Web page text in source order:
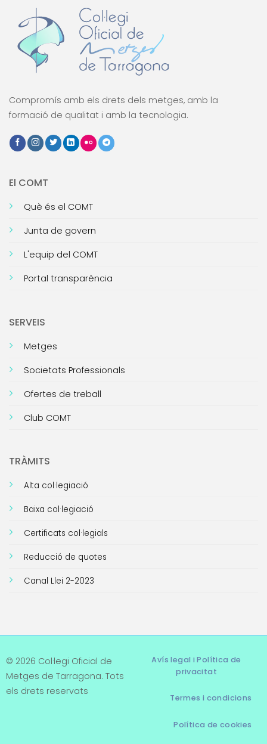
Compromís amb els drets dels metges, amb la
formació de qualitat i amb la tecnologia.
El COMT
Què és el COMT
Junta de govern
L'equip del COMT
Portal transparència
SERVEIS
Metges
Societats Professionals
Ofertes de treball
Club COMT
TRÀMITS
Alta col·legiació
Baixa col·legiació
Certificats col·legials
Reducció de quotes
Canal Llei 2-2023
© 2026 Col·legi Oficial de
Metges de Tarragona. Tots
els drets reservats
Avís legal i Política de
privacitat
Termes i condicions
Política de cookies